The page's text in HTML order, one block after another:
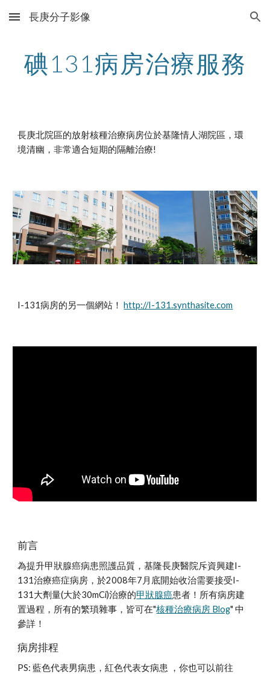
Skip to main content Skip to navigation
長庚分子影像
碘131病房治療服務
長庚北院區的放射核種治療病房位於基隆情人湖院區，環
境清幽，非常適合短期的隔離治療!
I-131病房的另一個網站！ http://I-131.synthasite.com
前言
為提升甲狀腺癌病患照護品質，基隆長庚醫院斥資興建I-
131治療癌症病房，於2008年7月底開始收治需要接受I-
131大劑量(大於30mCi)治療的甲狀腺癌患者！所有病房建
置過程，所有的繁瑣雜事，皆可在"核種治療病房 Blog" 中
參詳！
病房排程